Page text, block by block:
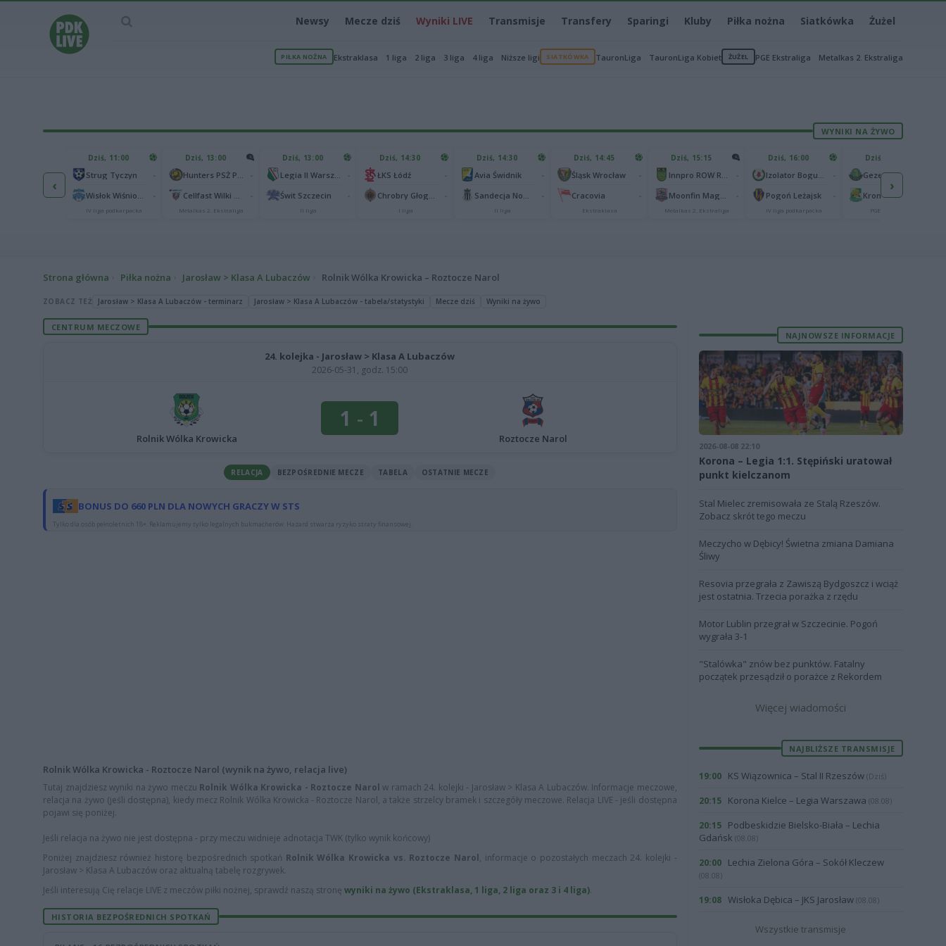
Newsy Mecze dziś Wyniki LIVE Transmisje Transfery Sparingi Kluby Piłka nożna Siatkówka Żużel
PIŁKA NOŻNA Ekstraklasa 1 liga 2 liga 3 liga 4 liga Niższe ligi SIATKÓWKA TauronLiga TauronLiga Kobiet ŻUŻEL PGE Ekstraliga Metalkas 2. Ekstraliga
WYNIKI NA ŻYWO
‹
Podbeskidzie Bielsko-Biała2
Gdańsk 2
Dziś, 11:00
Strug Tyczyn
IV liga podkarpacka
Dziś, 13:00
Metalkas 2. Ekstraliga
Dziś, 13:00
Świt Szczecin
II liga
Dziś, 14:30
ŁKS Łódź
I liga
Dziś, 14:30
Avia Świdnik
II liga
Dziś, 14:45
Śląsk Wrocław
Cracovia
Ekstraklasa
Dziś, 15:15
Metalkas 2. Ekstraliga
Dziś, 16:00
Pogoń Leżajsk
IV liga podkarpacka
Dziś, 17:00
PGE Ekstraliga
›
Strona główna Piłka nożna Jarosław > Klasa A Lubaczów Rolnik Wólka Krowicka – Roztocze Narol
ZOBACZ TEŻ Jarosław > Klasa A Lubaczów - terminarz Jarosław > Klasa A Lubaczów - tabela/statystyki Mecze dziś Wyniki na żywo
CENTRUM MECZOWE
24. kolejka - Jarosław > Klasa A Lubaczów
2026-05-31, godz. 15:00
Rolnik Wólka Krowicka
1 - 1
Roztocze Narol
RELACJA BEZPOŚREDNIE MECZE TABELA OSTATNIE MECZE
BONUS DO 660 PLN DLA NOWYCH GRACZY W STS
Tylko dla osób pełnoletnich 18+. Reklamujemy tylko legalnych bukmacherów. Hazard stwarza ryzyko straty finansowej.
Rolnik Wólka Krowicka - Roztocze Narol (wynik na żywo, relacja live)
Tutaj znajdziesz wyniki na żywo meczu Rolnik Wólka Krowicka - Roztocze Narol w ramach 24. kolejki - Jarosław > Klasa A Lubaczów. Informacje meczowe,
relacja na żywo (jeśli dostępna), kiedy mecz Rolnik Wólka Krowicka - Roztocze Narol, a także strzelcy bramek i szczegóły meczowe. Relacja LIVE - jeśli dostępna
pojawi się poniżej.
Jeśli relacja na żywo nie jest dostępna - przy meczu widnieje adnotacja TWK (tylko wynik końcowy)
Poniżej znajdziesz również historę bezpośrednich spotkań Rolnik Wólka Krowicka vs. Roztocze Narol, informacje o pozostałych meczach 24. kolejki -
Jarosław > Klasa A Lubaczów oraz aktualną tabelę rozgrywek.
Jeśli interesują Cię relacje LIVE z meczów piłki nożnej, sprawdź naszą stronę wyniki na żywo (Ekstraklasa, 1 liga, 2 liga oraz 3 i 4 liga).
HISTORIA BEZPOŚREDNICH SPOTKAŃ
NAJNOWSZE INFORMACJE
2026-08-08 22:10
Korona – Legia 1:1. Stępiński uratował
punkt kielczanom
Stal Mielec zremisowała ze Stalą Rzeszów.
Zobacz skrót tego meczu
Meczycho w Dębicy! Świetna zmiana Damiana
Śliwy
Resovia przegrała z Zawiszą Bydgoszcz i wciąż
jest ostatnia. Trzecia porażka z rzędu
Motor Lublin przegrał w Szczecinie. Pogoń
wygrała 3-1
"Stalówka" znów bez punktów. Fatalny
początek przesądził o porażce z Rekordem
Więcej wiadomości
NAJBLIŻSZE TRANSMISJE
19:00 KS Wiązownica – Stal II Rzeszów (Dziś)
20:15 Korona Kielce – Legia Warszawa (08.08)
20:15
Podbeskidzie Bielsko-Biała – Lechia
Gdańsk (08.08)
20:00 Lechia Zielona Góra – Sokół Kleczew
(08.08)
19:08 Wisłoka Dębica – JKS Jarosław (08.08)
Wszystkie transmisje